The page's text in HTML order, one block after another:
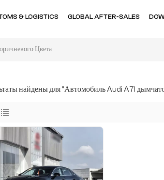
& LOGISTICS GLOBAL AFTER-SALES
Цвета
найдены для "Автомобиль Audi A7l